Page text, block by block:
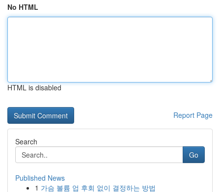
No HTML
HTML is disabled
Report Page
Search
Go
Published News
1 가슴 볼륨 업 후회 없이 결정하는 방법